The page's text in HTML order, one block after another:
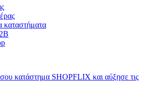
καταστήματα
κατάστημα SHOPFLIX και αύξησε τις